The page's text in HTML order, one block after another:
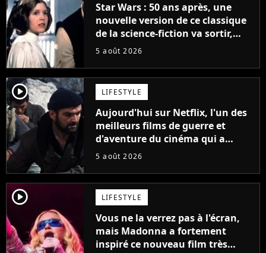
Star Wars : 50 ans après, une
nouvelle version de ce classique
de la science-fiction va sortir,
mais on ne la verra jamais en
5 août 2026
player2 LIFESTYLE
Aujourd'hui sur Netflix, l'un des
meilleurs films de guerre et
d'aventure du cinéma qui a
connu un succès retentissant à
5 août 2026
player2 LIFESTYLE
Vous ne la verrez pas à l'écran,
mais Madonna a fortement
inspiré ce nouveau film très